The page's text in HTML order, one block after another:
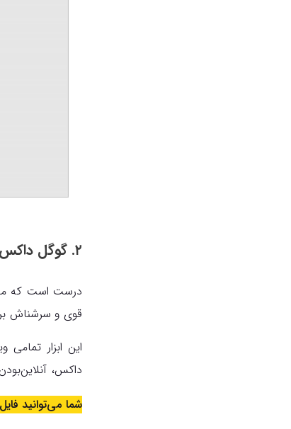
۲. گوگل داکس
قوی و سرشناش
این ابزار
داکس،
شما می‌توانید